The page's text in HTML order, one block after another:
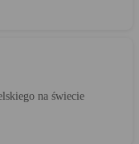
na świecie